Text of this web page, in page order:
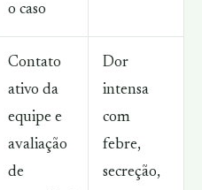
o caso
Contato
ativo da
equipe e
avaliação
de
Dor
intensa
com
febre,
secreção,